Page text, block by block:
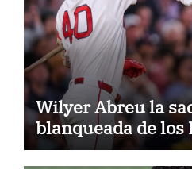
Wilyer Abreu la
blanqueada de los